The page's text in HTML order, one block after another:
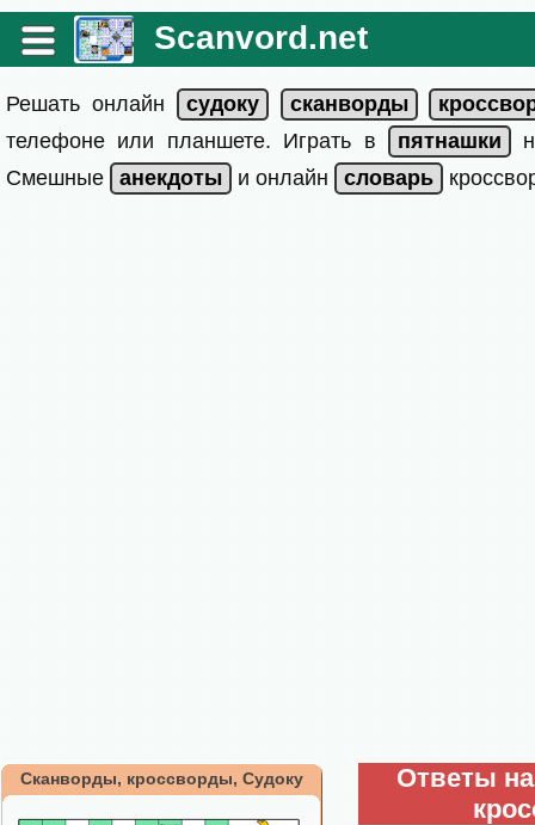
Scanvord.net
Решать онлайн
телефоне или планшете. Играть в
Смешные
и онлайн
Сканворды, кроссворды, Судоку
Ответы